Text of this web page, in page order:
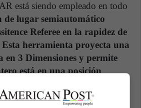
está siendo empleado en todo
de lugar semiautomático
Referee en la rapidez de
herramienta proyecta una
en 3 Dimensiones y permite
está en una posición